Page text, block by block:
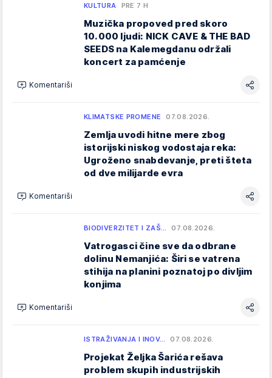
KULTURA PRE 7 H
Muzička propoved pred skoro
10.000 ljudi: NICK CAVE & THE BAD
SEEDS na Kalemegdanu održali
koncert za pamćenje
Komentariši
KLIMATSKE PROMENE 07.08.2026.
Zemlja uvodi hitne mere zbog
istorijski niskog vodostaja reka:
Ugroženo snabdevanje, preti šteta
od dve milijarde evra
Komentariši
BIODIVERZITET I ZAŠ… 07.08.2026.
Vatrogasci čine sve da odbrane
dolinu Nemanjića: Širi se vatrena
stihija na planini poznatoj po divljim
konjima
Komentariši
ISTRAŽIVANJA I INOV… 07.08.2026.
Projekat Željka Šarića rešava
problem skupih industrijskih